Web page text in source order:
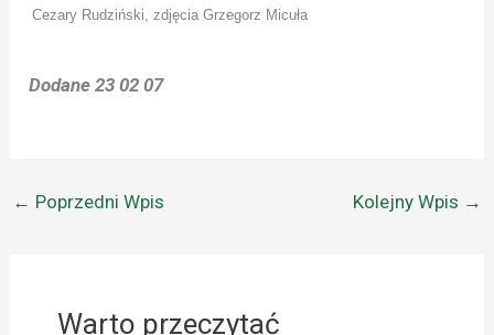
Cezary Rudziński, zdjęcia Grzegorz Micuła
Dodane 23 02 07
← Poprzedni Wpis Kolejny Wpis →
Warto przeczytać